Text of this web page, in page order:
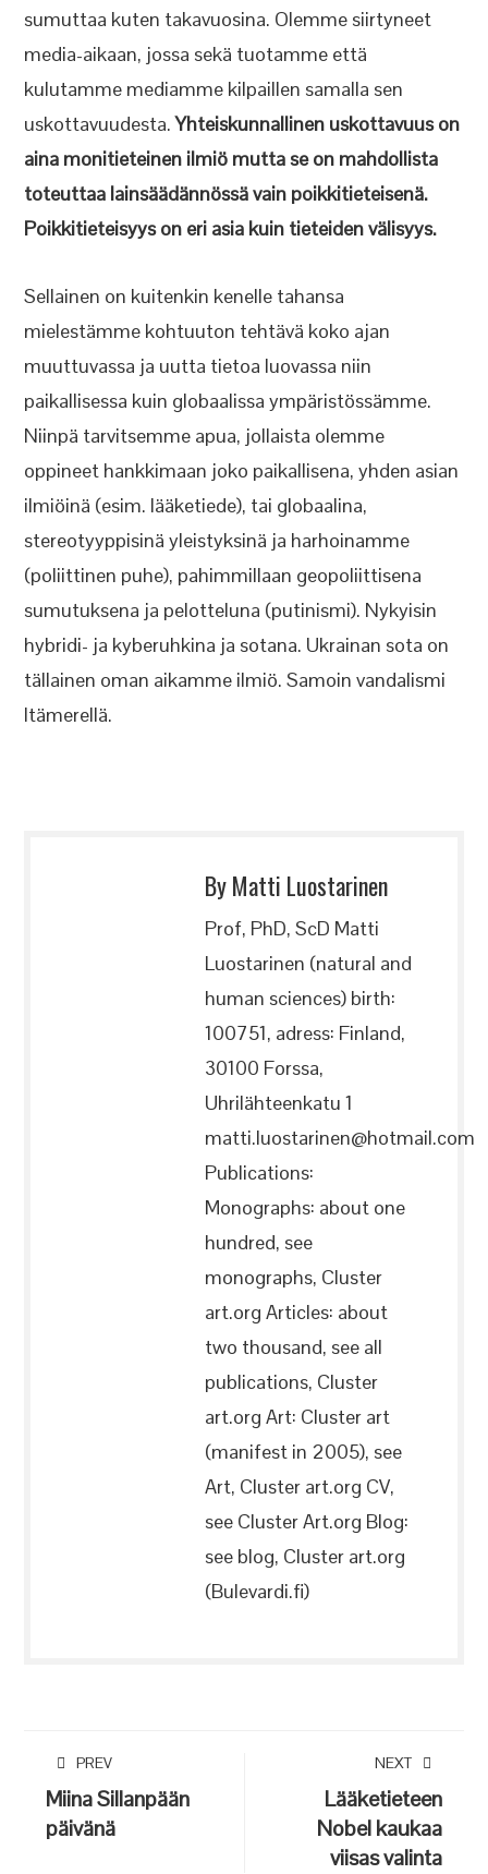
sumuttaa kuten takavuosina. Olemme siirtyneet
media-aikaan, jossa sekä tuotamme että
kulutamme mediamme kilpaillen samalla sen
uskottavuudesta.Yhteiskunnallinen uskottavuus on
aina monitieteinen ilmiö mutta se on mahdollista
toteuttaa lainsäädännössä vain poikkitieteisenä.
Poikkitieteisyys on eri asia kuin tieteiden välisyys.
Sellainen on kuitenkin kenelle tahansa
mielestämme kohtuuton tehtävä koko ajan
muuttuvassa ja uutta tietoa luovassa niin
paikallisessa kuin globaalissa ympäristössämme.
Niinpä tarvitsemme apua, jollaista olemme
oppineet hankkimaan joko paikallisena, yhden asian
ilmiöinä (esim. lääketiede), tai globaalina,
stereotyyppisinä yleistyksinä ja harhoinamme
(poliittinen puhe), pahimmillaan geopoliittisena
sumutuksena ja pelotteluna (putinismi). Nykyisin
hybridi- ja kyberuhkina ja sotana. Ukrainan sota on
tällainen oman aikamme ilmiö. Samoin vandalismi
Itämerellä.
By Matti Luostarinen
Prof, PhD, ScD Matti
Luostarinen (natural and
human sciences) birth:
100751, adress: Finland,
30100 Forssa,
Uhrilähteenkatu 1
matti.luostarinen@hotmail.com
Publications:
Monographs: about one
hundred, see
monographs, Cluster
art.org Articles: about
two thousand, see all
publications, Cluster
art.org Art: Cluster art
(manifest in 2005), see
Art, Cluster art.org CV,
see Cluster Art.org Blog:
see blog, Cluster art.org
(Bulevardi.fi)
PREV
Miina Sillanpään
päivänä
NEXT
Lääketieteen
Nobel kaukaa
viisas valinta